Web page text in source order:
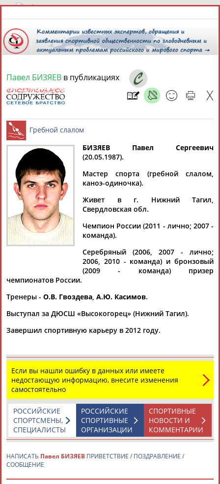
6 августа 2026 года,13:25
Найдено: 13181 Расширенный поиск
Аслаудин
АБАЕВ
Елена
АБАИМОВА
Мария
АБАКУМОВА
АБАЛАКИНА
Дмитрий
АБАРЕНОВ
Тамилла
АБАСОВА
Рамазан
АБАЧАРАЕВ
АБАШИДЗЕ
Флюра
БУЛАТОВА
Татьяна
Каримжан
АБДРАХМАНОВАБДРАХМАНОВААБДУВАЛИЕВ
АБДУЛАЕВ
Павел БИЗЯЕВ в публикациях
Гребной слалом
БИЗЯЕВ Павел Сергеевич
(20.05.1987).
Мастер спорта (гребной слалом,
каноэ-одиночка).
Живет в г. Нижний Тагил,
Свердловская обл.
Чемпион России (2011 - лично; 2007 -
команда).
Серебряный (2006, 2007 - лично;
2006, 2010 - команда) и бронзовый
(2009 - команда) призер
чемпионатов России.
Тренеры - О.В. Гвоздева, А.Ю. Касимов.
Выступал за ДЮСШ «Высокогорец» (Нижний Тагил).
Завершил спортивную карьеру в 2012 году.
Если вы нашли ошибку в данных или имеете
недостающую информацию, внесите изменения
самостоятельно
СПОРТИВНЫЕ
НОВОСТИ И
КОММЕНТАРИИ
РОССИЙСКИЕ
СПОРТИВНЫЕ
ОРГАНИЗАЦИИ
РОССИЙСКИЕ
СПОРТСМЕНЫ,
СПЕЦИАЛИСТЫ
НАПИСАТЬ Павел БИЗЯЕВ ПРИВЕТСТВИЕ / ПОЗДРАВЛЕНИЕ /
СООБЩЕНИЕ